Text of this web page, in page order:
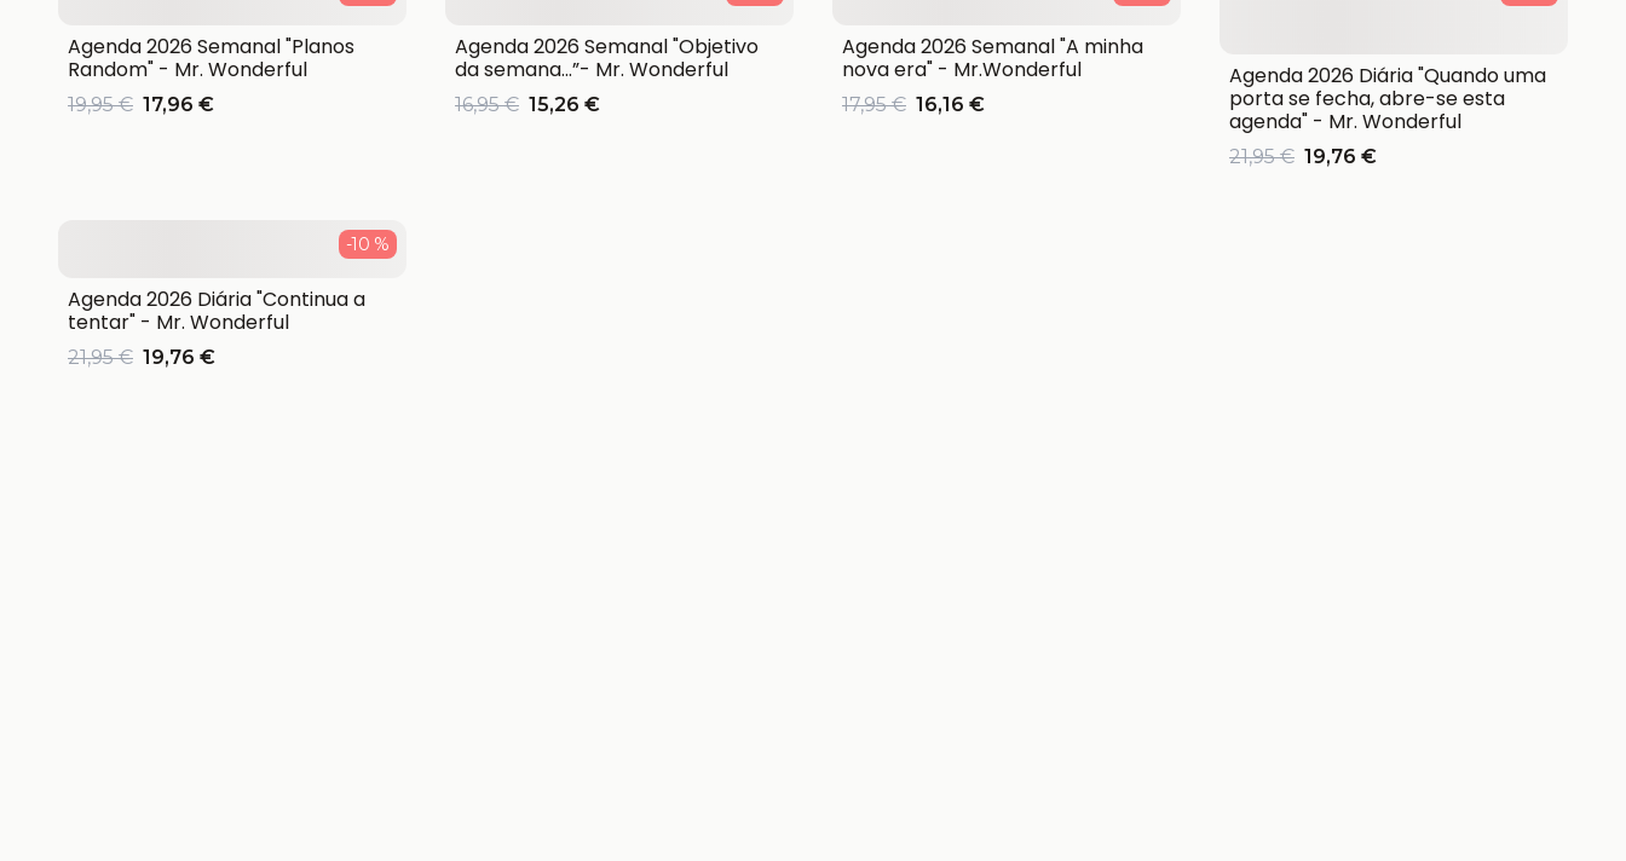
Agenda 2026 Semanal "Planos
Random" - Mr. Wonderful
19,95 € 17,96 €
Agenda 2026 Semanal "Objetivo
da semana…”- Mr. Wonderful
16,95 € 15,26 €
Agenda 2026 Semanal "A minha
nova era" - Mr.Wonderful
17,95 € 16,16 €
Agenda 2026 Diária "Quando uma
porta se fecha, abre-se esta
agenda" - Mr. Wonderful
21,95 € 19,76 €
-10 %
Agenda 2026 Diária "Continua a
tentar" - Mr. Wonderful
21,95 € 19,76 €